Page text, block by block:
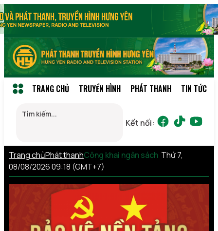
TRANG CHỦ TRUYỀN HÌNH PHÁT THANH TIN TỨC
Kết nối:
Trang chủPhát thanhCông khai ngân sách Thứ 7,
08/08/2026 09:18 (GMT+7)